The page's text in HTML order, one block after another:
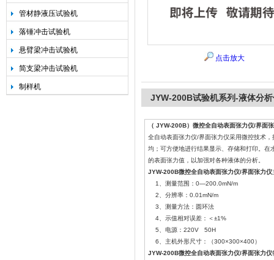
管材静液压试验机
落锤冲击试验机
悬臂梁冲击试验机
简支梁冲击试验机
制样机
点击放大
JYW-200B试验机系列-液体分
（ JYW-200B）微控全自动表面张力仪/界面
全自动表面张力仪/界面张力仪采用微控技术
均；可方便地进行结果显示、存储和打印。
的表面张力值，以加强对各种液体的分析。
JYW-200B微控全自动表面张力仪/界面张力仪
1、测量范围：0—200.0mN/m
2、分辨率：0.01mN/m
3、测量方法：圆环法
4、示值相对误差：＜±1%
5、电源：220V 50H
6、主机外形尺寸：（300×300×400）
JYW-200B微控全自动表面张力仪/界面张力仪